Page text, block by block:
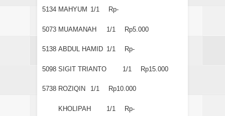
5134 MAHYUM 1/1 Rp-
5073 MUAMANAH 1/1 Rp5.000
5138 ABDUL HAMID 1/1 Rp-
5098 SIGIT TRIANTO 1/1 Rp15.000
5738 ROZIQIN 1/1 Rp10.000
KHOLIPAH 1/1 Rp-